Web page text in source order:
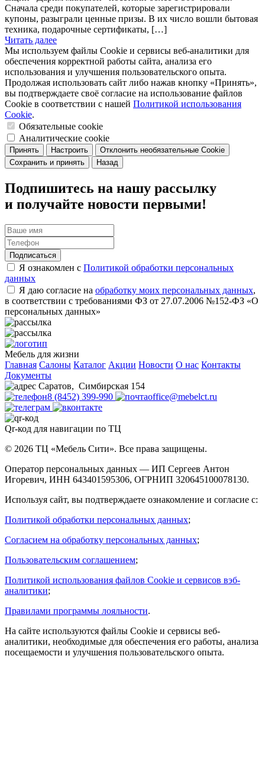
Сначала среди покупателей, которые зарегистрировали
купоны, разыграли ценные призы. В их число вошли бытовая
техника, подарочные сертификаты, […]
Читать далее
Мы используем файлы Cookie и сервисы веб-аналитики для
обеспечения корректной работы сайта, анализа его
использования и улучшения пользовательского опыта.
Продолжая использовать сайт либо нажав кнопку «Принять»,
вы подтверждаете своё согласие на использование файлов
Cookie в соответствии с нашей Политикой использования
Cookie.
Обязательные cookie
Аналитические cookie
Принять Настроить
Отклонить необязательные Cookie
Сохранить и принять
Назад
Подпишитесь на нашу рассылку
и получайте новости первыми!
Подписаться
Я ознакомлен с Политикой обработки персональных
данных
Я даю согласие на обработку моих персональных данных,
в соответствии с требованиями ФЗ от 27.07.2006 №152-ФЗ «О
персональных данных»
Мебель для жизни
Главная Салоны Каталог Акции Новости О нас Контакты
Документы
Саратов, Симбирская 154
8 (8452) 399-990
office@mebelct.ru
Qr-код для навигации по ТЦ
© 2026 ТЦ «Мебель Сити». Все права защищены.
Оператор персональных данных — ИП Сергеев Антон
Игоревич, ИНН 643401595306, ОГРНИП 320645100078130.
Используя сайт, вы подтверждаете ознакомление и согласие с:
Политикой обработки персональных данных;
Согласием на обработку персональных данных;
Пользовательским соглашением;
Политикой использования файлов Cookie и сервисов вэб-
аналитики;
Правилами программы лояльности.
На сайте используются файлы Cookie и сервисы веб-
аналитики, необходимые для обеспечения его работы, анализа
посещаемости и улучшения пользовательского опыта.